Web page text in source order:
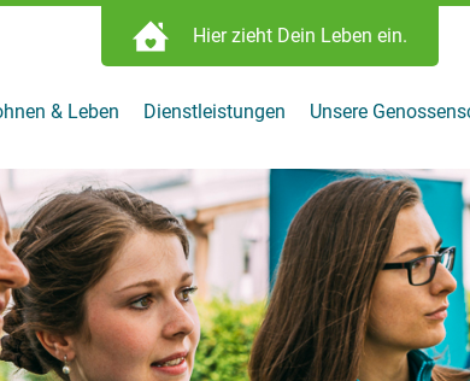
finden:
ein.
Hier zieht Dein Leben ein.
& Leben Dienstleistungen Unsere